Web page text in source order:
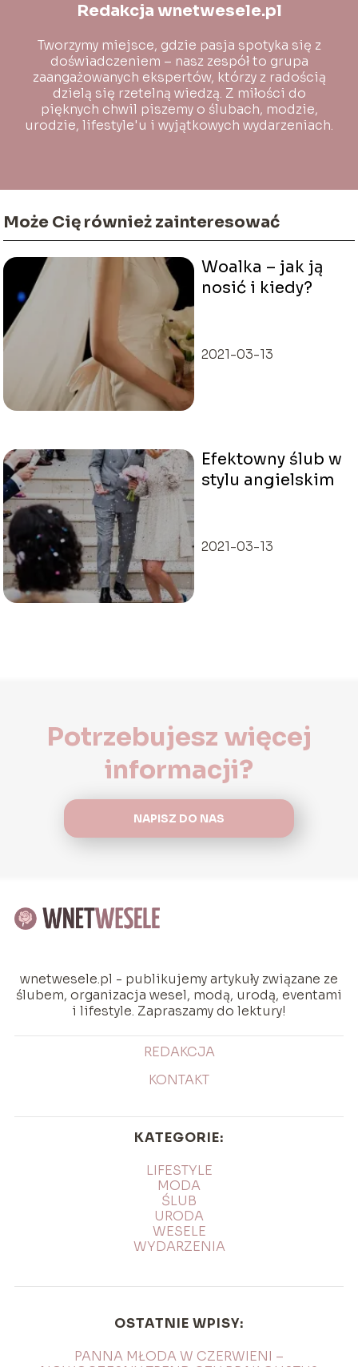
Redakcja wnetwesele.pl
Tworzymy miejsce, gdzie pasja spotyka się z
doświadczeniem – nasz zespół to grupa
zaangażowanych ekspertów, którzy z radością
dzielą się rzetelną wiedzą. Z miłości do
pięknych chwil piszemy o ślubach, modzie,
urodzie, lifestyle'u i wyjątkowych wydarzeniach.
Może Cię również zainteresować
Woalka – jak ją
nosić i kiedy?
2021-03-13
Efektowny ślub w
stylu angielskim
2021-03-13
Potrzebujesz więcej
informacji?
NAPISZ DO NAS
wnetwesele.pl - publikujemy artykuły związane ze
ślubem, organizacja wesel, modą, urodą, eventami
i lifestyle. Zapraszamy do lektury!
REDAKCJA
KONTAKT
KATEGORIE:
LIFESTYLE
MODA
ŚLUB
URODA
WESELE
WYDARZENIA
OSTATNIE WPISY:
PANNA MŁODA W CZERWIENI –